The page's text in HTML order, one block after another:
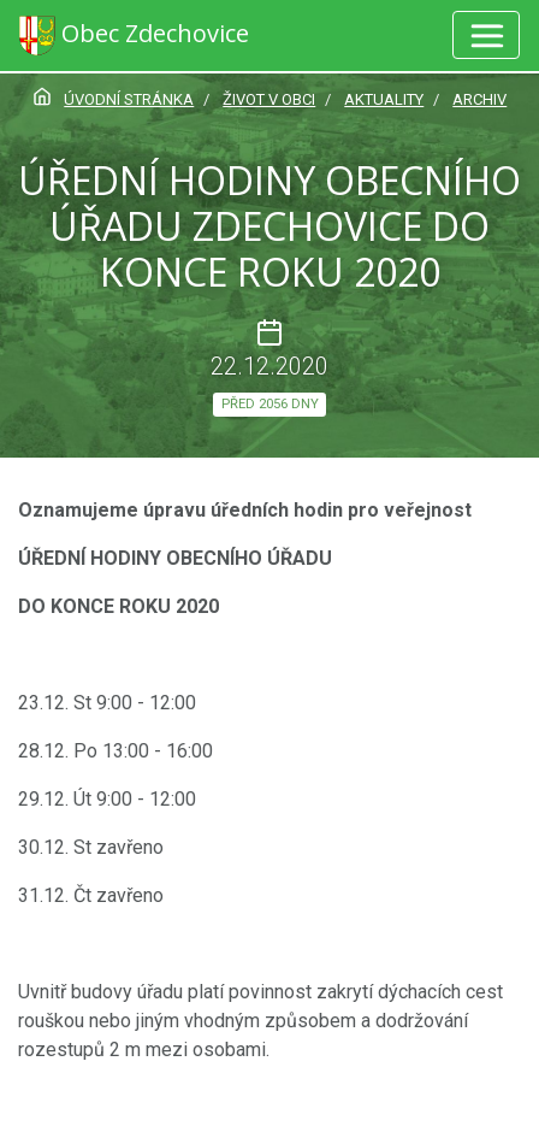
Obec Zdechovice
ÚVODNÍ STRÁNKA ŽIVOT V OBCI AKTUALITY ARCHIV
ÚŘEDNÍ HODINY OBECNÍHO
ÚŘADU ZDECHOVICE DO
KONCE ROKU 2020
22.12.2020
PŘED 2056 DNY
Oznamujeme úpravu úředních hodin pro veřejnost
ÚŘEDNÍ HODINY OBECNÍHO ÚŘADU
DO KONCE ROKU 2020
23.12. St 9:00 - 12:00
28.12. Po 13:00 - 16:00
29.12. Út 9:00 - 12:00
30.12. St zavřeno
31.12. Čt zavřeno
Uvnitř budovy úřadu platí povinnost zakrytí dýchacích cest
rouškou nebo jiným vhodným způsobem a dodržování
rozestupů 2 m mezi osobami.